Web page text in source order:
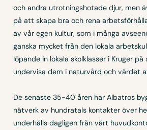
och andra utrotningshotade djur, men
på att skapa bra och rena
av vår egen kultur, som i många
ganska mycket från den lokala
löpande in lokala skolklasser i Kruger
undervisa dem i naturvård och värdet
De senaste 35-40 åren har Albatros
nätverk av hundratals kontakter över
underhålls dagligen från vårt